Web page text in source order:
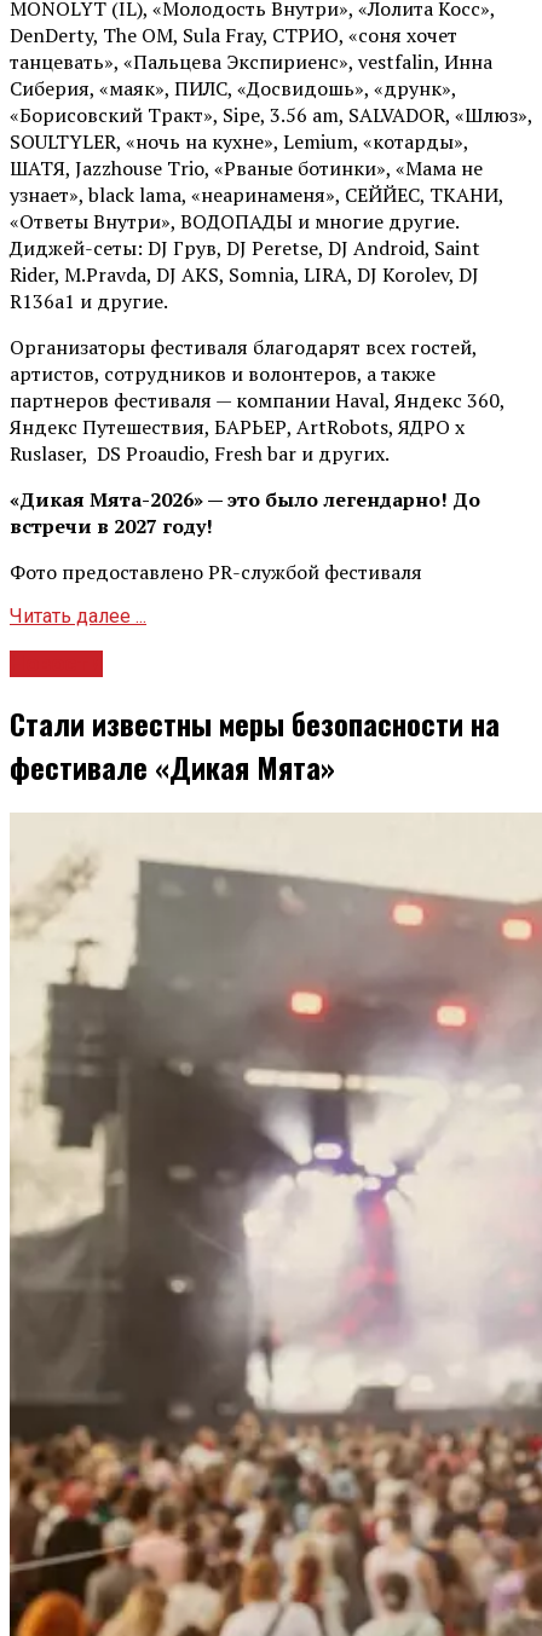
MONOLYT (IL), «Молодость Внутри», «Лолита Косс»,
DenDerty, The OM, Sula Fray, СТРИО, «соня хочет
танцевать», «Пальцева Экспириенс», vestfalin, Инна
Сиберия, «маяк», ПИЛС, «Досвидошь», «друнк»,
«Борисовский Тракт», Sipe, 3.56 am, SALVADOR, «Шлюз»,
SOULTYLER, «ночь на кухне», Lemium, «котарды»,
ШАТЯ, Jazzhouse Trio, «Рваные ботинки», «Мама не
узнает», black lama, «неаринаменя», СЕЙЙЕС, ТКАНИ,
«Ответы Внутри», ВОДОПАДЫ и многие другие.
Диджей-сеты: DJ Грув, DJ Peretse, DJ Android, Saint
Rider, М.Pravda, DJ AKS, Somnia, LIRA, DJ Korolev, DJ
R136a1 и другие.
Организаторы фестиваля благодарят всех гостей,
артистов, сотрудников и волонтеров, а также
партнеров фестиваля — компании Haval, Яндекс 360,
Яндекс Путешествия, БАРЬЕР, ArtRobots, ЯДРО х
Ruslaser, DS Proaudio, Fresh bar и других.
«Дикая Мята-2026» — это было легендарно! До
встречи в 2027 году!
Фото предоставлено PR-службой фестиваля
Читать далее ...
Стали известны меры безопасности на
фестивале «Дикая Мята»